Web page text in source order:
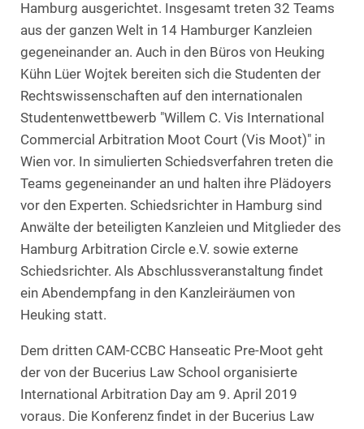
Hamburg ausgerichtet. Insgesamt treten 32 Teams
aus der ganzen Welt in 14 Hamburger Kanzleien
gegeneinander an. Auch in den Büros von Heuking
Kühn Lüer Wojtek bereiten sich die Studenten der
Rechtswissenschaften auf den internationalen
Studentenwettbewerb "Willem C. Vis International
Commercial Arbitration Moot Court (Vis Moot)" in
Wien vor. In simulierten Schiedsverfahren treten die
Teams gegeneinander an und halten ihre Plädoyers
vor den Experten. Schiedsrichter in Hamburg sind
Anwälte der beteiligten Kanzleien und Mitglieder des
Hamburg Arbitration Circle e.V. sowie externe
Schiedsrichter. Als Abschlussveranstaltung findet
ein Abendempfang in den Kanzleiräumen von
Heuking statt.
Dem dritten CAM-CCBC Hanseatic Pre-Moot geht
der von der Bucerius Law School organisierte
International Arbitration Day am 9. April 2019
voraus. Die Konferenz findet in der Bucerius Law